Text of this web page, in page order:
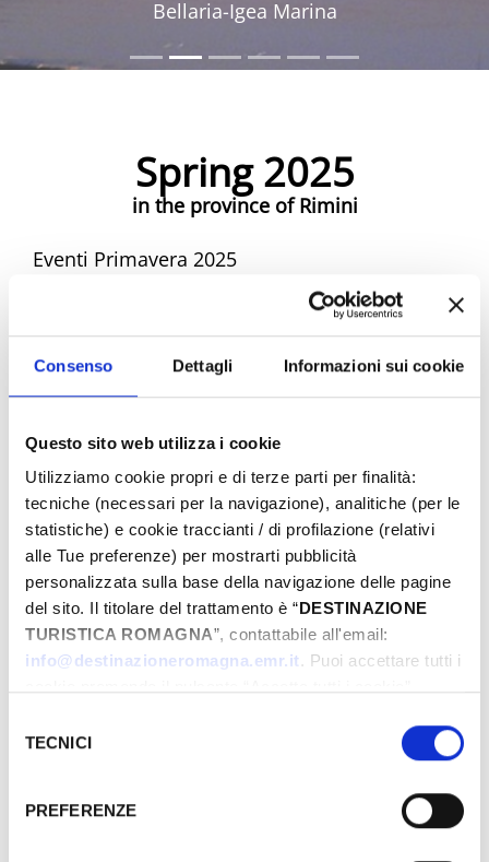
Consenso Dettagli Informazioni sui cookie
Questo sito web utilizza i cookie
Utilizziamo cookie propri e di terze parti per finalità:
tecniche (necessari per la navigazione), analitiche (per le
statistiche) e cookie traccianti / di profilazione (relativi
alle Tue preferenze) per mostrarti pubblicità
personalizzata sulla base della navigazione delle pagine
del sito. Il titolare del trattamento è “DESTINAZIONE
TURISTICA ROMAGNA”, contattabile all'email:
info@destinazioneromagna.emr.it. Puoi accettare tutti i
gestire le tue preferenze facendo clic su “Personalizza”.
Qualora acconsenti a tutti i cookie i Tuoi dati potranno
attualmente non fornisce garanzie idonee per il
delTECNICI
PREFERENZE
Bellaria-Igea Marina
Spring 2025
in the province of Rimini
Eventi Primavera 2025
Spring Riviera Rimini Events
To
City
Types